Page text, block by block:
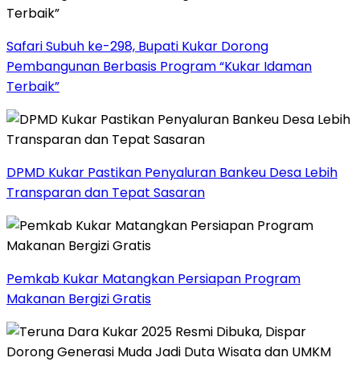
Safari Subuh ke-298, Bupati Kukar Dorong
Pembangunan Berbasis Program “Kukar Idaman
Terbaik”
DPMD Kukar Pastikan Penyaluran Bankeu Desa Lebih
Transparan dan Tepat Sasaran
Pemkab Kukar Matangkan Persiapan Program
Makanan Bergizi Gratis